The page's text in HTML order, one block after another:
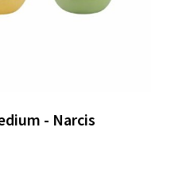
- Narcis